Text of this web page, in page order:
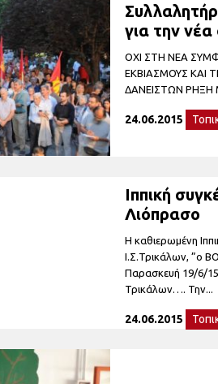
για την
ΟΧΙ ΣΤΗ ΝΕΑ
ΕΚΒΙΑΣΜΟΥΣ ΚΑΙ
ΔΑΝΕΙΣΤΩΝ ΡΗΞΗ
24.06.2015
Ιππική
Λιόπρασο
Η καθιερωμένη
Ι.Σ.Τρικάλων, ”ο
Παρασκευή 19/6/
Τρικάλων…. Την...
24.06.2015